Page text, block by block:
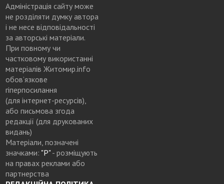
Адміністрація сайту може
не розділяти думку автора
і не несе відповідальності
за авторські матеріали.
При повному чи
частковому використанні
матеріалів Житомир.info
обов’язкове
гіперпосилання
(для інтернет-ресурсів),
або письмова згода
редакції (для друкованих
видань)
Матеріали, позначені
значками: "Р"- розміщують
на правах реклами або
партнерства